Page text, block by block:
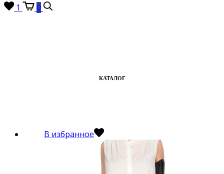
1
0
КАТАЛОГ
В избранное